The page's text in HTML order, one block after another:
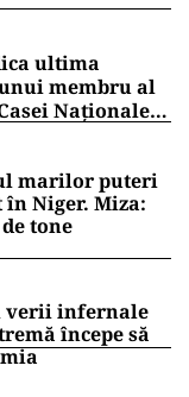
ultima
membru al
Naționale
marilor puteri
Niger. Miza:
tone
verii infernale
începe să